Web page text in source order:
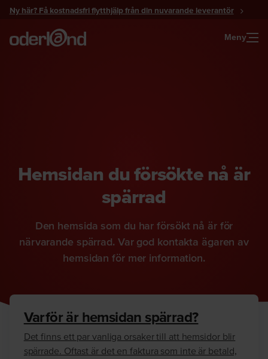
Gå
innehåll
Ny här? Få kostnadsfri flytthjälp från din nuvarande leverantör
Meny
Hemsidan du försökte nå är
spärrad
Den hemsida som du har försökt nå är för
närvarande spärrad. Var god kontakta ägaren av
hemsidan för mer information.
Varför är hemsidan spärrad?
Det finns ett par vanliga orsaker till att hemsidor blir
spärrade. Oftast är det en faktura som inte är betald,